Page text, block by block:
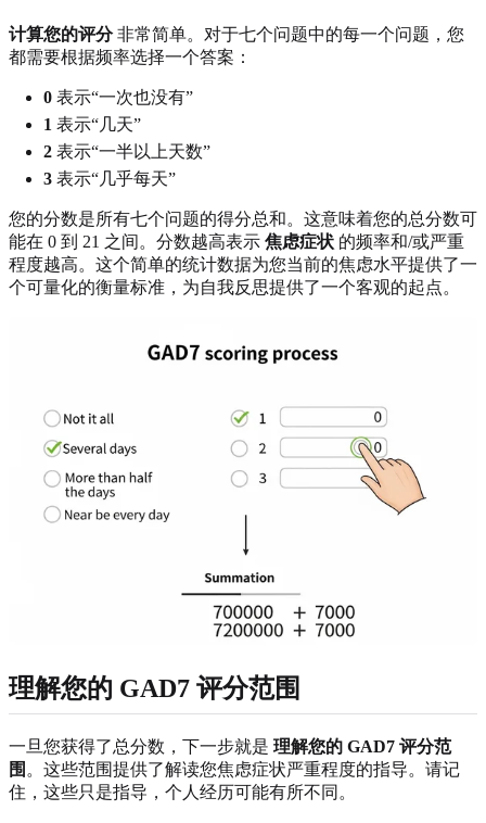
计算您的评分非常简单。对于七个问题中的每一个问题，您
都需要根据频率选择一个答案：
0 表示“一次也没有”
1 表示“几天”
2 表示“一半以上天数”
3 表示“几乎每天”
您的分数是所有七个问题的得分总和。这意味着您的总分数可
能在 0 到 21 之间。分数越高表示 焦虑症状 的频率和/或严重
程度越高。这个简单的统计数据为您当前的焦虑水平提供了一
个可量化的衡量标准，为自我反思提供了一个客观的起点。
理解您的 GAD7 评分范围
一旦您获得了总分数，下一步就是 理解您的 GAD7 评分范
围 。这些范围提供了解读您焦虑症状严重程度的指导。请记
住，这些只是指导，个人经历可能有所不同。